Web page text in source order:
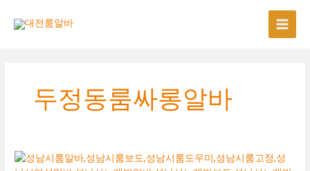
두정동룸싸롱알바